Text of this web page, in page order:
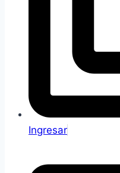
Ingresar